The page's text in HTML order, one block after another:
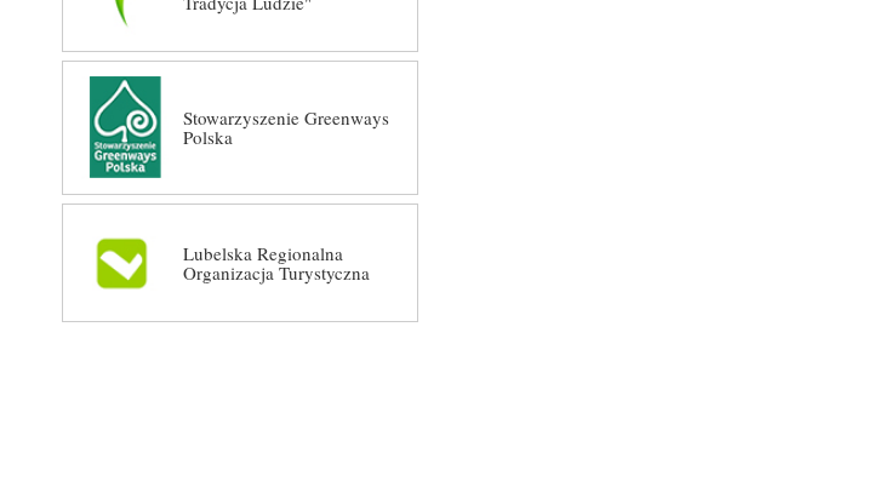
Stowarzyszenie Greenways
Polska
Lubelska Regionalna
Organizacja Turystyczna